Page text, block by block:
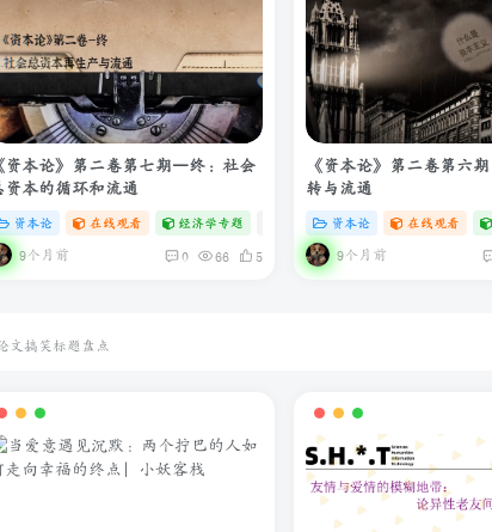
# 电影
资本论》第二卷第七期—终：社会
资本的循环和流通
资本论 在线观看 经济学专题 # zibll # C
9个月前 0 66 5
《资本论》第二卷第六
转与流通
资本论 在线观看
9个月前
文搞笑标题盘点